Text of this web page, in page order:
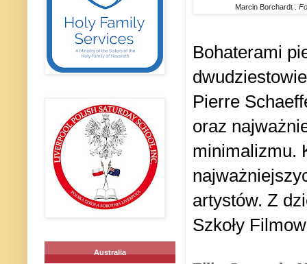
Marcin Borchardt .
Bohaterami
Pierre
oraz
minimalizmu.
artystów. Z
Szkoły
Australia